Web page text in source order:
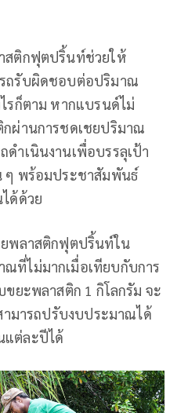
สติกฟุตปริ้นท์ช่วยให้
ถรับผิดชอบต่อปริมาณ
ก็ตาม หากแบรนด์ไม่
กผ่านการชดเชยปริมาณ
ดำเนินงานเพื่อบรรลุเป้า
ๆ พร้อมประชาสัมพันธ์
ด้ด้วย
ยพลาสติกฟุตปริ้นท์ใน
ที่ไม่มากเมื่อเทียบกับการ
ขยะพลาสติก 1 กิโลกรัม จะ
มารถปรับงบประมาณได้
ต่ละปีได้